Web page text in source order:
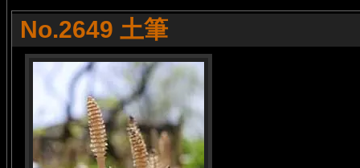
No.2649 土筆